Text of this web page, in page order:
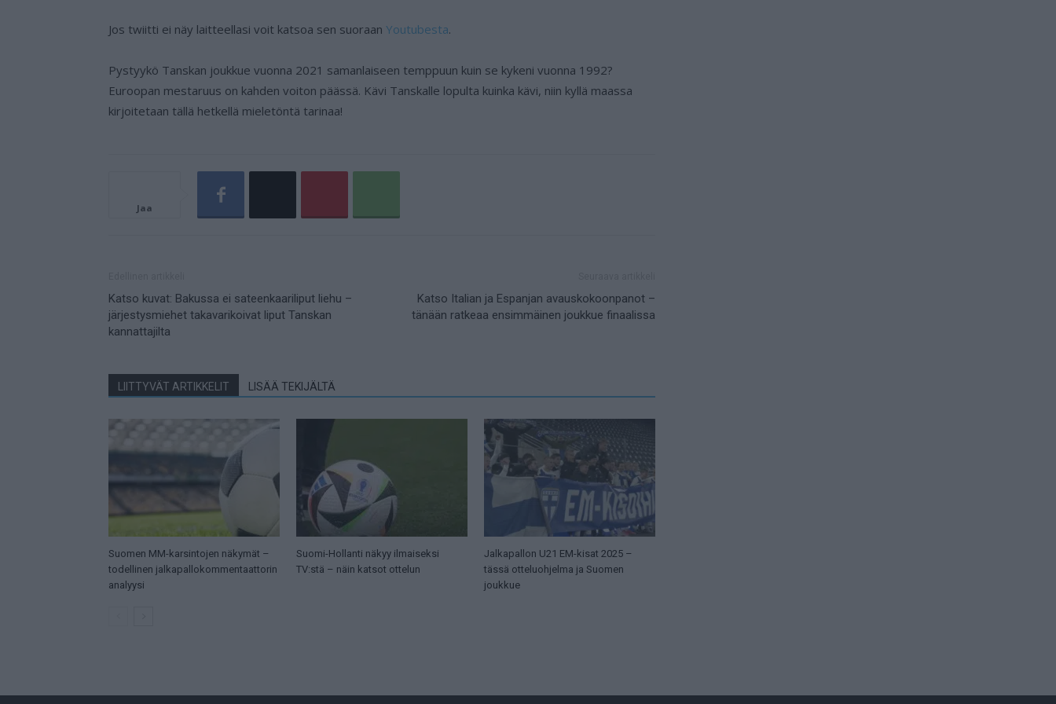
Jos twiitti ei näy laitteellasi voit katsoa sen suoraan Youtubesta.
Pystyykö Tanskan joukkue vuonna 2021 samanlaiseen temppuun kuin se kykeni vuonna 1992?
Euroopan mestaruus on kahden voiton päässä. Kävi Tanskalle lopulta kuinka kävi, niin kyllä maassa
kirjoitetaan tällä hetkellä mieletöntä tarinaa!
Jaa
Katso kuvat: Bakussa ei sateenkaariliput liehu –
järjestysmiehet takavarikoivat liput Tanskan
kannattajilta
Katso Italian ja Espanjan avauskokoonpanot –
tänään ratkeaa ensimmäinen joukkue finaalissa
LIITTYVÄT ARTIKKELIT LISÄÄ TEKIJÄLTÄ
Suomen MM-karsintojen näkymät –
todellinen jalkapallokommentaattorin
analyysi
Suomi-Hollanti näkyy ilmaiseksi
TV:stä – näin katsot ottelun
Jalkapallon U21 EM-kisat 2025 –
tässä otteluohjelma ja Suomen
joukkue